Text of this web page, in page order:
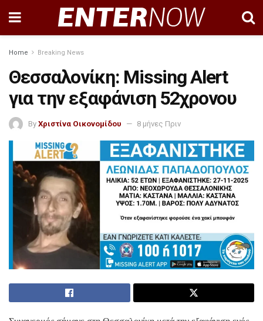
Home Breaking News
Θεσσαλονίκη: Missing Alert
για την εξαφάνιση 52χρονου
By Χριστίνα Οικονομίδου 8 μήνες Πριν